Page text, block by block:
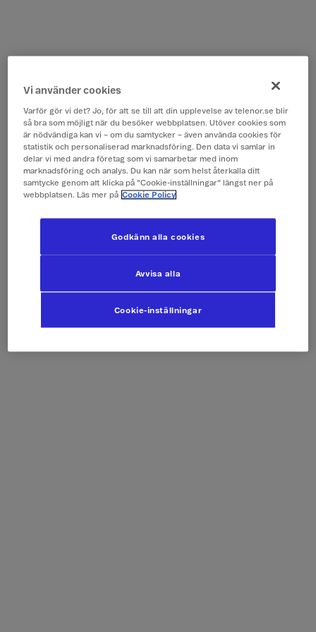
Vi använder cookies
Varför gör vi det? Jo, för att se till att din upplevelse av telenor.se blir
så bra som möjligt när du besöker webbplatsen. Utöver cookies som
är nödvändiga kan vi – om du samtycker – även använda cookies för
statistik och personaliserad marknadsföring. Den data vi samlar in
delar vi med andra företag som vi samarbetar med inom
marknadsföring och analys. Du kan när som helst återkalla ditt
samtycke genom att klicka på ”Cookie-inställningar” längst ner på
webbplatsen. Läs mer på Cookie Policy
Cookie-inställningar
Avvisa alla
Godkänn alla cookies